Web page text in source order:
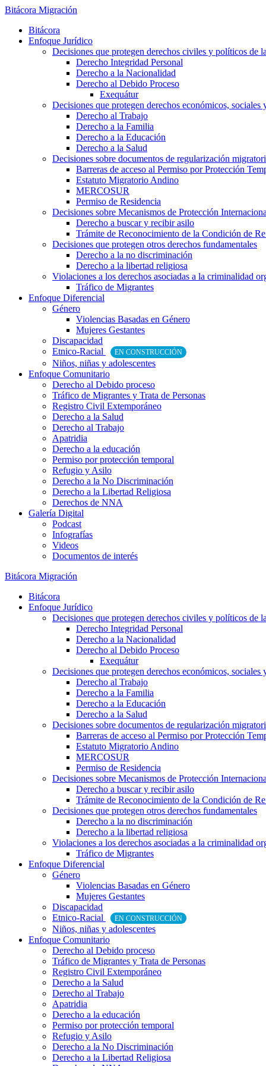
Bitácora Migración
Bitácora
Enfoque Jurídico
Decisiones que protegen derechos civiles y políticos de
Derecho Integridad Personal
Derecho a la Nacionalidad
Derecho al Debido Proceso
Exequátur
Decisiones que protegen derechos económicos,
Derecho al Trabajo
Derecho a la Familia
Derecho a la Educación
Derecho a la Salud
Decisiones sobre documentos de regularización
Barreras de acceso al Permiso por Protección
Estatuto Migratorio Andino
MERCOSUR
Permiso de Residencia
Decisiones sobre Mecanismos de Protección
Derecho a buscar y recibir asilo
Trámite de Reconocimiento de la Condición de
Decisiones que protegen otros derechos fundamentales
Derecho a la no discriminación
Derecho a la libertad religiosa
Violaciones a los derechos asociadas a la criminalidad
Tráfico de Migrantes
Enfoque Diferencial
Género
Violencias Basadas en Género
Mujeres Gestantes
Discapacidad
Etnico-Racial
EN CONSTRUCCIÓN
Niños, niñas y adolescentes
Enfoque Comunitario
Derecho al Debido proceso
Tráfico de Migrantes y Trata de Personas
Registro Civil Extemporáneo
Derecho a la Salud
Derecho al Trabajo
Apatridia
Derecho a la educación
Permiso por protección temporal
Refugio y Asilo
Derecho a la No Discriminación
Derecho a la Libertad Religiosa
Derechos de NNA
Galería Digital
Podcast
Infografías
Videos
Documentos de interés
Bitácora Migración
Bitácora
Enfoque Jurídico
Decisiones que protegen derechos civiles y políticos de
Derecho Integridad Personal
Derecho a la Nacionalidad
Derecho al Debido Proceso
Exequátur
Decisiones que protegen derechos económicos,
Derecho al Trabajo
Derecho a la Familia
Derecho a la Educación
Derecho a la Salud
Decisiones sobre documentos de regularización
Barreras de acceso al Permiso por Protección
Estatuto Migratorio Andino
MERCOSUR
Permiso de Residencia
Decisiones sobre Mecanismos de Protección
Derecho a buscar y recibir asilo
Trámite de Reconocimiento de la Condición de
Decisiones que protegen otros derechos fundamentales
Derecho a la no discriminación
Derecho a la libertad religiosa
Violaciones a los derechos asociadas a la criminalidad
Tráfico de Migrantes
Enfoque Diferencial
Género
Violencias Basadas en Género
Mujeres Gestantes
Discapacidad
Etnico-Racial
EN CONSTRUCCIÓN
Niños, niñas y adolescentes
Enfoque Comunitario
Derecho al Debido proceso
Tráfico de Migrantes y Trata de Personas
Registro Civil Extemporáneo
Derecho a la Salud
Derecho al Trabajo
Apatridia
Derecho a la educación
Permiso por protección temporal
Refugio y Asilo
Derecho a la No Discriminación
Derecho a la Libertad Religiosa